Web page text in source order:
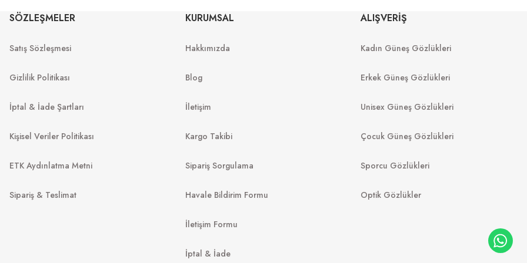
OO 9242 924203 52 OO 9242 924201 52 Rb 0360S 140371 57
7.498₺
LACOSTE
L907S 424 52
SÖZLEŞMELER
Satış Sözleşmesi
Gizlilik Politikası
İptal & İade Şartları
Kişisel Veriler Politikası
ETK Aydınlatma Metni
Sipariş & Teslimat
KURUMSAL
Hakkımızda
Blog
İletişim
Kargo Takibi
Sipariş Sorgulama
Havale Bildirim Formu
İletişim Formu
İptal & İade
ALIŞVERİŞ
Kadın Güneş Gözlükleri
Erkek Güneş Gözlükleri
Unisex Güneş Gözlükleri
Çocuk Güneş Gözlükleri
Sporcu Gözlükleri
Optik Gözlükler